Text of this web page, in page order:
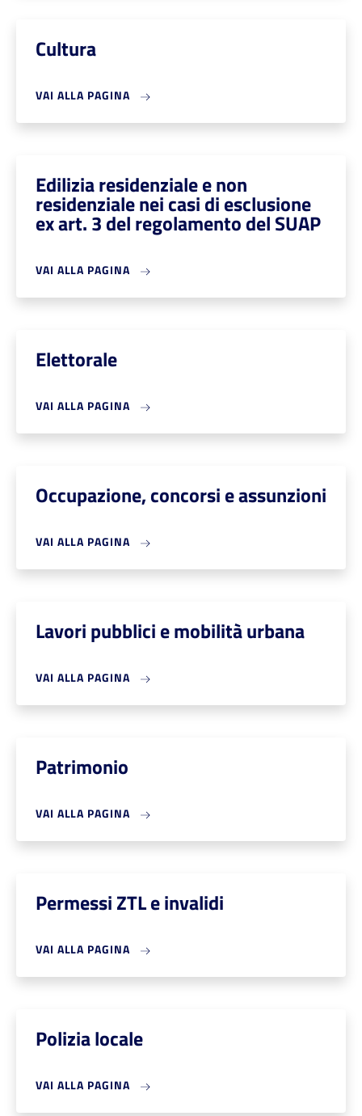
Cultura
VAI ALLA PAGINA
Edilizia residenziale e non
residenziale nei casi di esclusione
ex art. 3 del regolamento del SUAP
VAI ALLA PAGINA
Elettorale
VAI ALLA PAGINA
Occupazione, concorsi e assunzioni
VAI ALLA PAGINA
Lavori pubblici e mobilità urbana
VAI ALLA PAGINA
Patrimonio
VAI ALLA PAGINA
Permessi ZTL e invalidi
VAI ALLA PAGINA
Polizia locale
VAI ALLA PAGINA